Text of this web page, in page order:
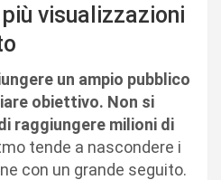
visualizzazioni
un ampio pubblico
obiettivo. Non si
raggiungere milioni di
tende a nascondere i
con un grande seguito.